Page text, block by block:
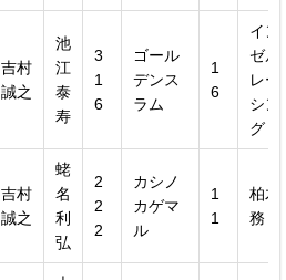
吉村
誠之
池
江
泰
寿
3
1
6
ゴール
デンス
ラム
1
6
イン
ゼル
レー
シン
グ
吉村
誠之
蛯
名
利
弘
2
2
2
カシノ
カゲマ
ル
1
1
柏木
務